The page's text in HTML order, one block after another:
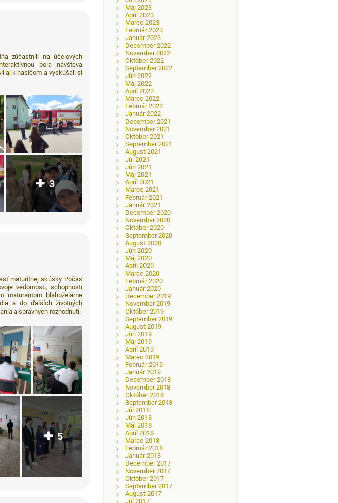
zúčastnili na účelových
bola návšteva
aj k hasičom a vyskúšali si
3
maturitnej skúšky. Počas
vedomosti, schopnosti
maturantom blahoželáme
a do ďalších životných
a správnych rozhodnutí.
5
Máj 2023
Apríl 2023
Marec 2023
Február 2023
Január 2023
December 2022
November 2022
Október 2022
September 2022
Jún 2022
Máj 2022
Apríl 2022
Marec 2022
Február 2022
Január 2022
December 2021
November 2021
Október 2021
September 2021
August 2021
Júl 2021
Jún 2021
Máj 2021
Apríl 2021
Marec 2021
Február 2021
Január 2021
December 2020
November 2020
Október 2020
September 2020
August 2020
Jún 2020
Máj 2020
Apríl 2020
Marec 2020
Február 2020
Január 2020
December 2019
November 2019
Október 2019
September 2019
August 2019
Jún 2019
Máj 2019
Apríl 2019
Marec 2019
Február 2019
Január 2019
December 2018
November 2018
Október 2018
September 2018
Júl 2018
Jún 2018
Máj 2018
Apríl 2018
Marec 2018
Február 2018
Január 2018
December 2017
November 2017
Október 2017
September 2017
August 2017
Júl 2017